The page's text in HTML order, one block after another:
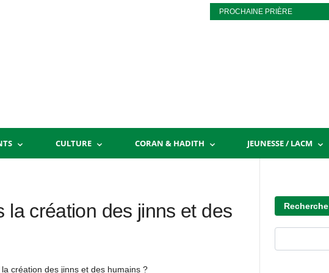
PROCHAINE PRIÈRE
CULTURE CORAN & HADITH JEUNESSE / LACM
la création des jinns et des
création des jinns et des humains ?
Recherche